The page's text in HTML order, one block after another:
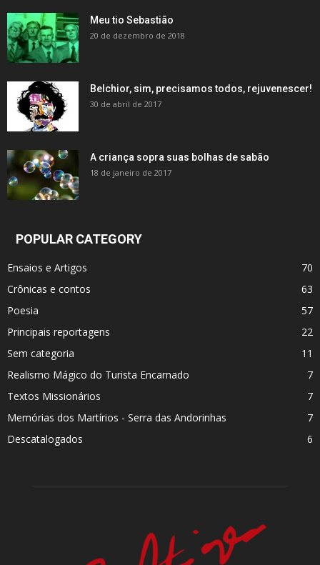
Meu tio Sebastião
20 de dezembro de 2018
Belchior, sim, precisamos todos, rejuvenescer!
30 de abril de 2017
A criança sopra suas bolhas de sabão
18 de janeiro de 2017
POPULAR CATEGORY
Ensaios e Artigos
70
Crônicas e contos
63
Poesia
57
Principais reportagens
22
Sem categoria
11
Realismo Mágico do Turista Encarnado
7
Textos Missionários
7
Memórias dos Martí­rios - Serra das Andorinhas
7
Descatalogados
6